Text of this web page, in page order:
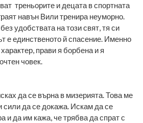
треньорите и децата в спортната
навън Вили тренира неуморно.
удобствата на този свят, тя си
е единственото й спасение. Именно
прави я борбена и я
човек.
да се върна в мизерията. Това ме
да се докажа. Искам да се
и да им кажа, че трябва да спрат с